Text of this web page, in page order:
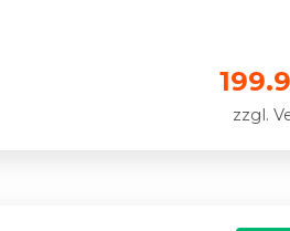
zzgl.